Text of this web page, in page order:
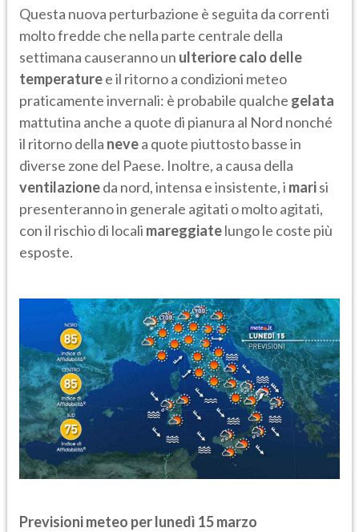
Questa nuova perturbazione è seguita da correnti
molto fredde che nella parte centrale della
settimana causeranno un ulteriore calo delle
temperaturee il ritorno a condizioni meteo
praticamente invernali: è probabile qualche gelata
mattutina anche a quote di pianura al Nord nonché
il ritorno della nevea quote piuttosto basse in
diverse zone del Paese. Inoltre, a causa della
ventilazioneda nord, intensa e insistente, i marisi
presenteranno in generale agitati o molto agitati,
con il rischio di locali mareggiatelungo le coste più
esposte.
Previsioni meteo per lunedì 15 marzo